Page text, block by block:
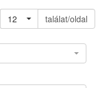
12
találat/oldal